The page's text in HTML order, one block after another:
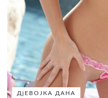
ДјЕВОЈКА ДАНА